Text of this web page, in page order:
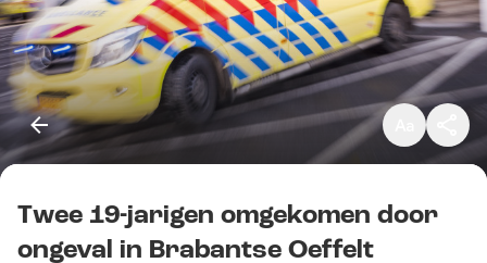
Klein
Standaard
Groot
Kopieer link
Twee 19-jarigen omgekomen door
ongeval in Brabantse Oeffelt